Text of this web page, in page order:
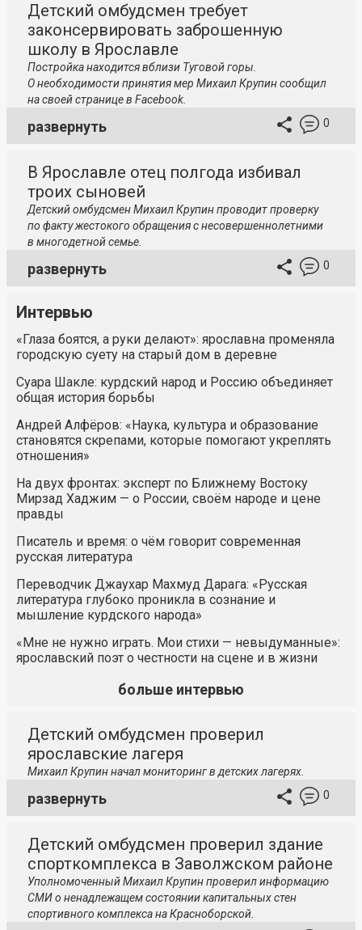
Детский омбудсмен требует
законсервировать заброшенную
школу в Ярославле
Постройка находится вблизи Туговой горы.
О необходимости принятия мер Михаил Крупин сообщил
на своей странице в Facebook.
развернуть 0
В Ярославле отец полгода избивал
троих сыновей
Детский омбудсмен Михаил Крупин проводит проверку
по факту жестокого обращения с несовершеннолетними
в многодетной семье.
развернуть 0
Интервью
«Глаза боятся, а руки делают»: ярославна променяла
городскую суету на старый дом в деревне
Суара Шакле: курдский народ и Россию объединяет
общая история борьбы
Андрей Алфёров: «Наука, культура и образование
становятся скрепами, которые помогают укреплять
отношения»
На двух фронтах: эксперт по Ближнему Востоку
Мирзад Хаджим — о России, своём народе и цене
правды
Писатель и время: о чём говорит современная
русская литература
Переводчик Джаухар Махмуд Дарага: «Русская
литература глубоко проникла в сознание и
мышление курдского народа»
«Мне не нужно играть. Мои стихи — невыдуманные»:
ярославский поэт о честности на сцене и в жизни
больше интервью
Детский омбудсмен проверил
ярославские лагеря
Михаил Крупин начал мониторинг в детских лагерях.
развернуть 0
Детский омбудсмен проверил здание
спорткомплекса в Заволжском районе
Уполномоченный Михаил Крупин проверил информацию
СМИ о ненадлежащем состоянии капитальных стен
спортивного комплекса на Красноборской.